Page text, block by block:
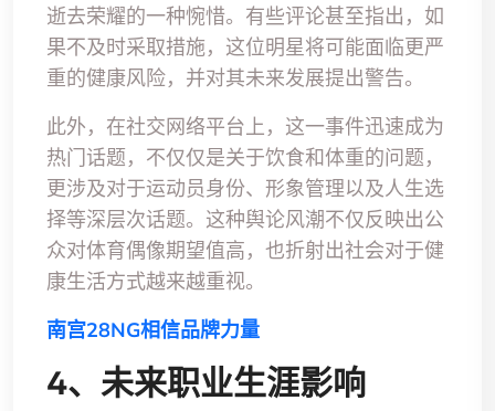
逝去荣耀的一种惋惜。有些评论甚至指出，如
果不及时采取措施，这位明星将可能面临更严
重的健康风险，并对其未来发展提出警告。
此外，在社交网络平台上，这一事件迅速成为
热门话题，不仅仅是关于饮食和体重的问题，
更涉及对于运动员身份、形象管理以及人生选
择等深层次话题。这种舆论风潮不仅反映出公
众对体育偶像期望值高，也折射出社会对于健
康生活方式越来越重视。
南宫28NG相信品牌力量
4、未来职业生涯影响